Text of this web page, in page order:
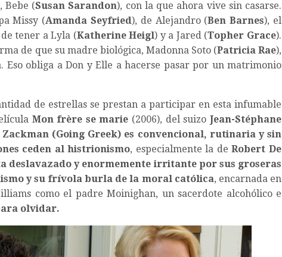
Bebe (Susan Sarandon), con la que ahora vive sin casarse.
Missy (Amanda Seyfried), de Alejandro (Ben Barnes), el
tener a Lyla (Katherine Heigl) y a Jared (Topher Grace).
de que su madre biológica, Madonna Soto (Patricia Rae),
Eso obliga a Don y Elle a hacerse pasar por un matrimonio
de estrellas se prestan a participar en esta infumable
Mon frère se marie (2006), del suizoJean-Stéphane
Zackman (Going Greek) es convencional, rutinaria y sin
ceden al histrionismo, especialmente la deRobert De
deslavazado y enormemente irritante por sus groseras
y su frívola burla de la moral católica, encarnada en
como el padre Moinighan, un sacerdote alcohólico e
olvidar.